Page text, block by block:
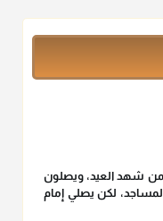
شهد العيد، ويصلون
لكن يصلي إمام